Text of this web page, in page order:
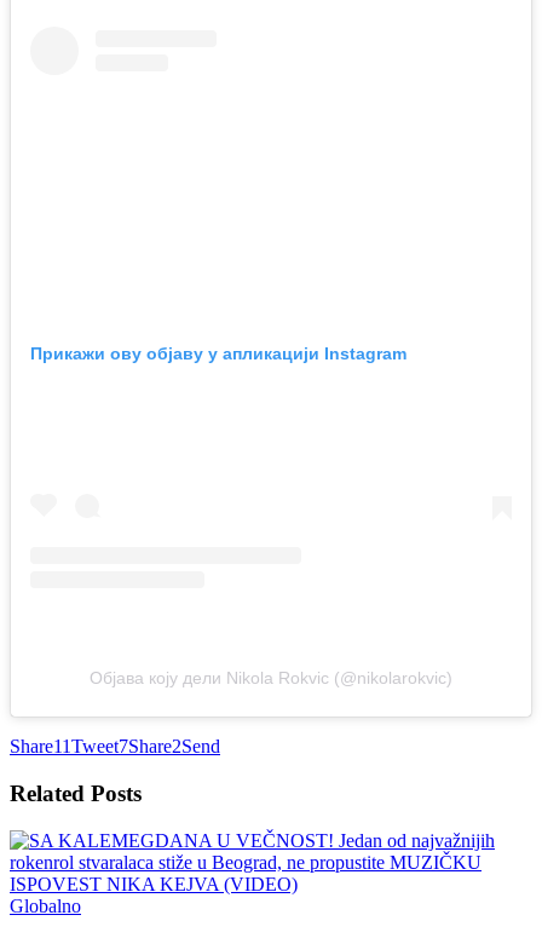
Прикажи ову објаву у апликацији Instagram
Објава коју дели Nikola Rokvic (@nikolarokvic)
Share11Tweet7Share2Send
Related Posts
Globalno